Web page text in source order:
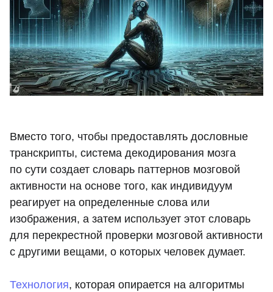
Вместо того, чтобы предоставлять дословные
транскрипты, система декодирования мозга
по сути создает словарь паттернов мозговой
активности на основе того, как индивидуум
реагирует на определенные слова или
изображения, а затем использует этот словарь
для перекрестной проверки мозговой активности
с другими вещами, о которых человек думает.
Технология, которая опирается на алгоритмы